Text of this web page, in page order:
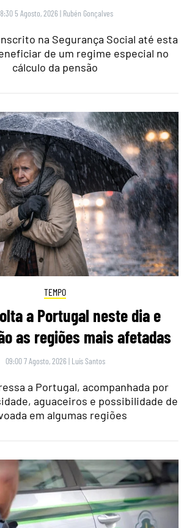
5 Agosto, 2026 | Rubén Gonçalves
na Segurança Social até esta
de um regime especial no
cálculo da pensão
TEMPO
a Portugal neste dia e
as regiões mais afetadas
09:00 7 Agosto, 2026 | Luís Santos
a Portugal, acompanhada por
aguaceiros e possibilidade de
em algumas regiões